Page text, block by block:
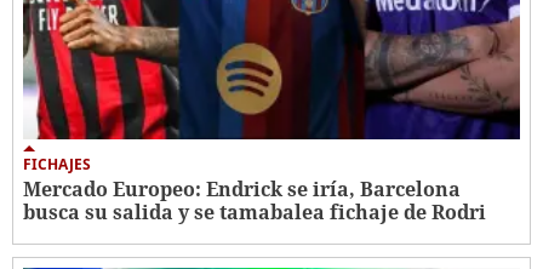
FICHAJES
Mercado Europeo: Endrick se iría, Barcelona
busca su salida y se tamabalea fichaje de Rodri